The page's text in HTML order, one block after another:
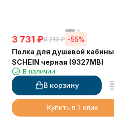
3 731 ₽8 210 ₽ -55%
Полка для душевой кабины
SCHEIN черная (9327MB)
В наличии
В корзину
Купить в 1 клик